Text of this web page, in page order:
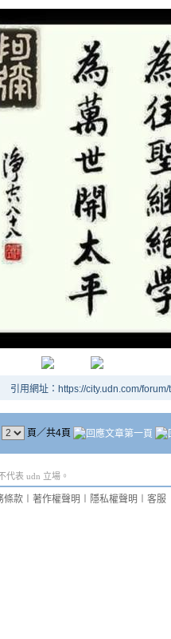
引用網址：https://city.udn.com/
頁／共4頁
代表 udn 立場。
條款 著作權聲明 隱私權聲明 客服